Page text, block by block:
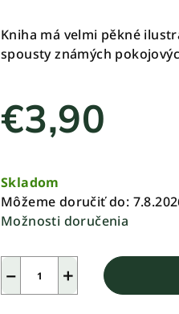
produktu
0,0
5
hviezdičiek.
Kniha má velmi pěkné
spousty známých
€3,90
cena:
Skladom
Môžeme doručiť do:
Možnosti doručenia
+
−